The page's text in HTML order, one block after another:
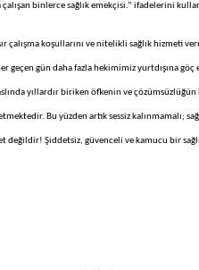
binlerce sağlık emekçisi.” ifadelerini
çalışma koşullarını ve nitelikli sağlık hizmeti
gün daha fazla hekimimiz yurtdışına göç
yıllardır biriken öfkenin ve
Bu yüzden artık sessiz kalınmamalı;
değildir! Şiddetsiz, güvenceli ve kamucu bir